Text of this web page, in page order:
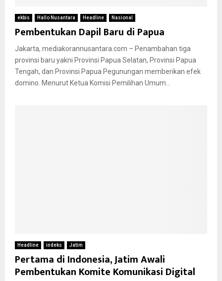
ekbis Hallo Nusantara Headline Nasional
Pembentukan Dapil Baru di Papua
Jakarta, mediakorannusantara.com – Penambahan tiga
provinsi baru yakni Provinsi Papua Selatan, Provinsi Papua
Tengah, dan Provinsi Papua Pegunungan memberikan efek
domino. Menurut Ketua Komisi Pemilihan Umum...
Headline indeks Jatim
Pertama di Indonesia, Jatim Awali
Pembentukan Komite Komunikasi Digital